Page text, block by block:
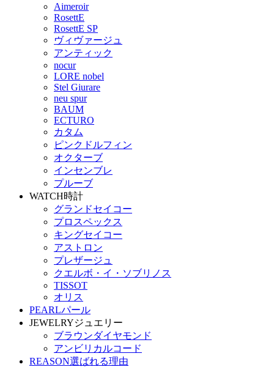
Aimeroir
RosettE
RosettE SP
ヴィヴァージュ
アンティック
nocur
LORE nobel
Stel Giurare
neu spur
BAUM
ECTURO
カタム
ピンクドルフィン
オクターブ
インセンブレ
プルーブ
WATCH時計
グランドセイコー
プロスペックス
キングセイコー
アストロン
プレザージュ
クエルボ・イ・ソブリノス
TISSOT
オリス
PEARLパール
JEWELRYジュエリー
ブラウンダイヤモンド
アンビリカルコード
REASON選ばれる理由